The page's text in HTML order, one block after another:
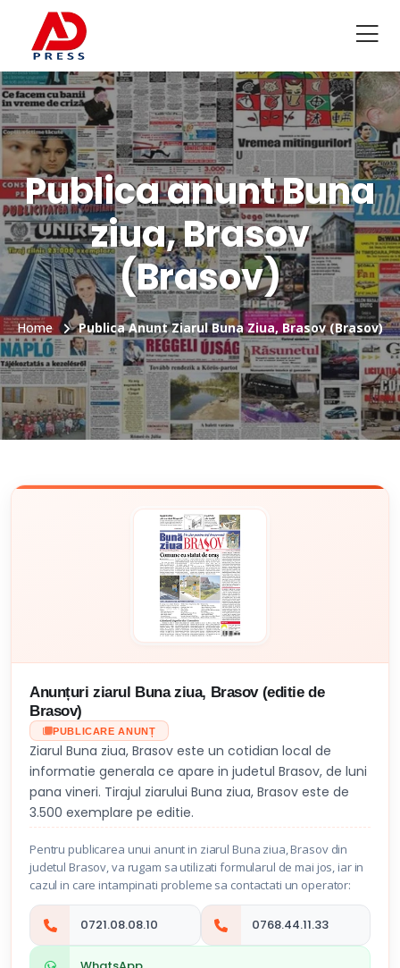
Publica anunt Buna
ziua, Brasov
(Brasov)
Home Publica Anunt Ziarul Buna Ziua, Brasov (Brasov)
Anunțuri ziarul Buna ziua, Brasov (editie de
Brasov)
PUBLICARE ANUNȚ
Ziarul Buna ziua, Brasov este un cotidian local de
informatie generala ce apare in judetul Brasov, de luni
pana vineri. Tirajul ziarului Buna ziua, Brasov este de
3.500 exemplare pe editie.
Pentru publicarea unui anunt in ziarul Buna ziua, Brasov din
judetul Brasov, va rugam sa utilizati formularul de mai jos, iar in
cazul in care intampinati probleme sa contactati un operator:
0721.08.08.10 0768.44.11.33